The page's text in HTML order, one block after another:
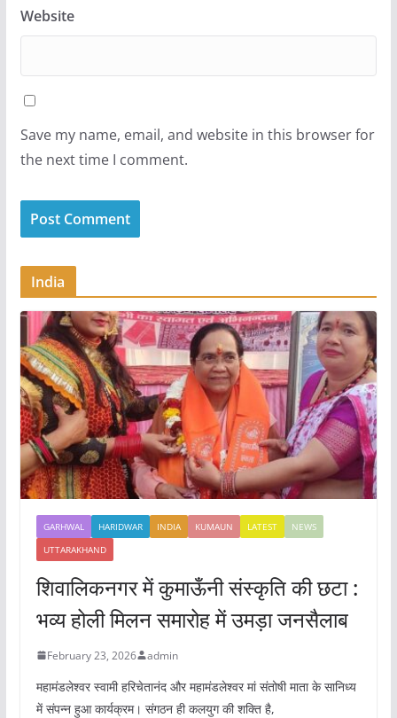
Website
Save my name, email, and website in this browser for
the next time I comment.
India
GARHWAL HARIDWAR INDIA KUMAUN LATEST
NEWS
UTTARAKHAND
शिवालिकनगर में कुमाऊँनी संस्कृति की छटा :
भव्य होली मिलन समारोह में उमड़ा जनसैलाब
February 23, 2026 admin
महामंडलेश्वर स्वामी हरिचेतानंद और महामंडलेश्वर मां संतोषी माता के सानिध्य
में संपन्न हुआ कार्यक्रम। संगठन ही कलयुग की शक्ति है,